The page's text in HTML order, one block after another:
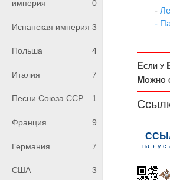
империя
0
Испанская империя 3
Польша 4
Италия 7
Песни Союза ССР 1
Франция 9
Германия 7
США 3
-
-
Если у
Можно